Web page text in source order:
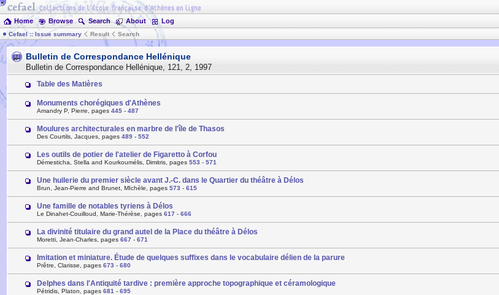
Home Browse Search About Log
Cefael :: Issue summary Result Search
Bulletin de Correspondance Hellénique
Bulletin de Correspondance Hellénique, 121, 2, 1997
Table des Matières
Monuments chorégiques d'Athènes
Amandry P, Pierre, pages 445 - 487
Moulures architecturales en marbre de l'île de Thasos
Des Courtils, Jacques, pages 489 - 552
Les outils de potier de l'atelier de Figaretto à Corfou
Démesticha, Stella and Kourkoumélis, Dimitris, pages 553 - 571
Une huilerie du premier siècle avant J.-C. dans le Quartier du théâtre à Délos
Brun, Jean-Pierre and Brunet, MIchèle, pages 573 - 615
Une famille de notables tyriens à Délos
Le Dinahet-Couilloud, Marie-Thérèse, pages 617 - 666
La divinité titulaire du grand autel de la Place du théâtre à Délos
Moretti, Jean-Charles, pages 667 - 671
Imitation et miniature. Étude de quelques suffixes dans le vocabulaire délien de la parure
Prêtre, Clarisse, pages 673 - 680
Delphes dans l'Antiquité tardive : première approche topographique et céramologique
Pétridis, Platon, pages 681 - 695